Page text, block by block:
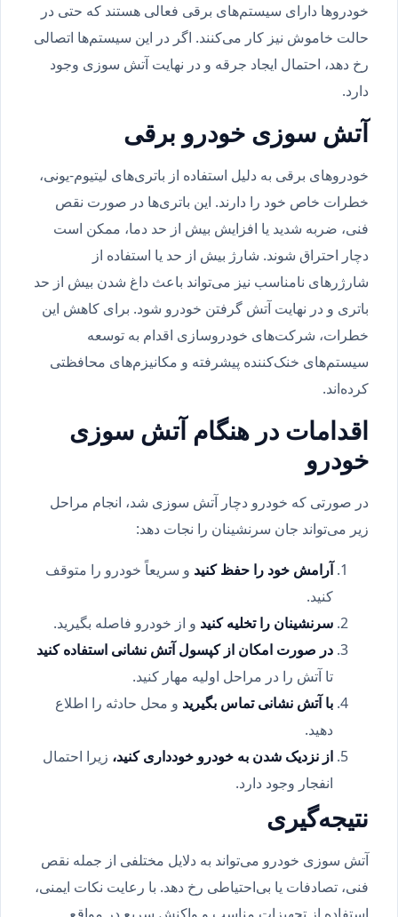
خودروها دارای سیستم‌های برقی فعالی هستند که حتی در
حالت خاموش نیز کار می‌کنند. اگر در این سیستم‌ها اتصالی
رخ دهد، احتمال ایجاد جرقه و در نهایت آتش سوزی وجود
دارد.
آتش سوزی خودرو برقی
خودروهای برقی به دلیل استفاده از باتری‌های لیتیوم-یونی،
خطرات خاص خود را دارند. این باتری‌ها در صورت نقص
فنی، ضربه شدید یا افزایش بیش از حد دما، ممکن است
دچار احتراق شوند. شارژ بیش از حد یا استفاده از
شارژرهای نامناسب نیز می‌تواند باعث داغ شدن بیش از حد
باتری و در نهایت آتش گرفتن خودرو شود. برای کاهش این
خطرات، شرکت‌های خودروسازی اقدام به توسعه
سیستم‌های خنک‌کننده پیشرفته و مکانیزم‌های محافظتی
کرده‌اند.
اقدامات در هنگام آتش سوزی
خودرو
در صورتی که خودرو دچار آتش سوزی شد، انجام مراحل
زیر می‌تواند جان سرنشینان را نجات دهد:
آرامش خود را حفظ کنیدو سریعاً خودرو را متوقف
کنید.
سرنشینان را تخلیه کنیدو از خودرو فاصله بگیرید.
در صورت امکان از کپسول آتش نشانی استفاده کنید
تا آتش را در مراحل اولیه مهار کنید.
با آتش نشانی تماس بگیریدو محل حادثه را اطلاع
دهید.
از نزدیک شدن به خودرو خودداری کنید،زیرا احتمال
انفجار وجود دارد.
نتیجه‌گیری
آتش سوزی خودرو می‌تواند به دلایل مختلفی از جمله نقص
فنی، تصادفات یا بی‌احتیاطی رخ دهد. با رعایت نکات ایمنی،